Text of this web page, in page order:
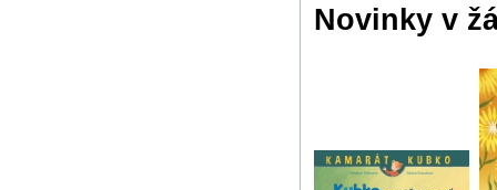
Novinky v